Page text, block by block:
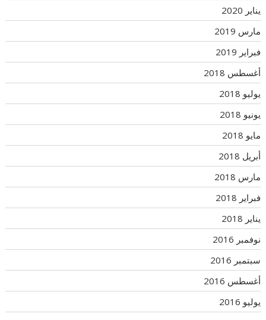
يناير 2020
مارس 2019
فبراير 2019
أغسطس 2018
يوليو 2018
يونيو 2018
مايو 2018
أبريل 2018
مارس 2018
فبراير 2018
يناير 2018
نوفمبر 2016
سبتمبر 2016
أغسطس 2016
يوليو 2016